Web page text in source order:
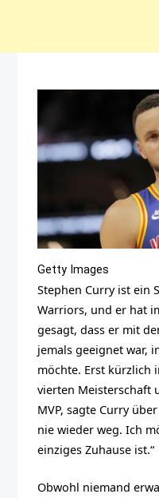
Getty Images
Stephen Curry ist ein
Warriors, und er hat
gesagt, dass er mit
jemals geeignet war,
möchte. Erst kürzlich
vierten Meisterschaft
MVP, sagte Curry
nie wieder weg. Ich
einziges Zuhause ist.“
Obwohl niemand